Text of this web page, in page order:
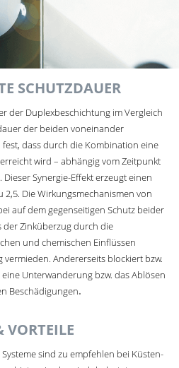
SCHUTZDAUER
der Duplexbeschichtung im Vergleich
der beiden voneinander
dass durch die Kombination eine
wird – abhängig vom Zeitpunkt
Synergie-Effekt erzeugt einen
Die Wirkungsmechanismen von
auf dem gegenseitigen Schutz beider
der Zinküberzug durch die
und chemischen Einflüssen
Andererseits blockiert bzw.
Unterwanderung bzw. das Ablösen
Beschädigungen.
sind zu empfehlen bei Küsten-